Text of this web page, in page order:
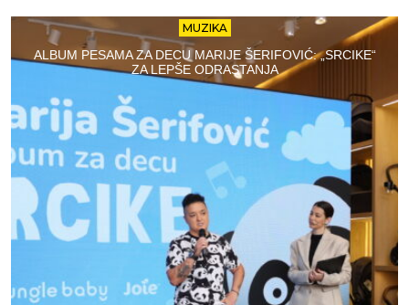
MUZIKA
ALBUM PESAMA ZA DECU MARIJE ŠERIFOVIĆ: „SRCIKE“
ZA LEPŠE ODRASTANJA